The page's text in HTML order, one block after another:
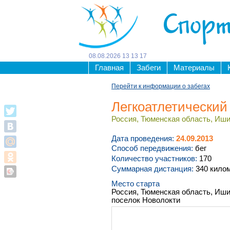
08 08 2026 13 13 17
Главная Забеги Материалы
Перейти к информации о забегах
Россия, Тюменская область,
Дата проведения: 24.09.2013
Способ передвижения: бег
Количество участников: 170
Суммарная дистанция: 340
Место старта
Россия, Тюменская область,
поселок Новолокти